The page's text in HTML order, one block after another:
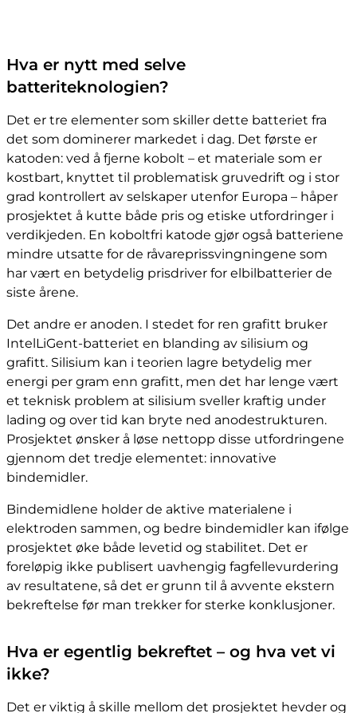
Hva er nytt med selve
batteriteknologien?
Det er tre elementer som skiller dette batteriet fra
det som dominerer markedet i dag. Det første er
katoden: ved å fjerne kobolt – et materiale som er
kostbart, knyttet til problematisk gruvedrift og i stor
grad kontrollert av selskaper utenfor Europa – håper
prosjektet å kutte både pris og etiske utfordringer i
verdikjeden. En koboltfri katode gjør også batteriene
mindre utsatte for de råvareprissvingningene som
har vært en betydelig prisdriver for elbilbatterier de
siste årene.
Det andre er anoden. I stedet for ren grafitt bruker
IntelLiGent-batteriet en blanding av silisium og
grafitt. Silisium kan i teorien lagre betydelig mer
energi per gram enn grafitt, men det har lenge vært
et teknisk problem at silisium sveller kraftig under
lading og over tid kan bryte ned anodestrukturen.
Prosjektet ønsker å løse nettopp disse utfordringene
gjennom det tredje elementet: innovative
bindemidler.
Bindemidlene holder de aktive materialene i
elektroden sammen, og bedre bindemidler kan ifølge
prosjektet øke både levetid og stabilitet. Det er
foreløpig ikke publisert uavhengig fagfellevurdering
av resultatene, så det er grunn til å avvente ekstern
bekreftelse før man trekker for sterke konklusjoner.
Hva er egentlig bekreftet – og hva vet vi
ikke?
Det er viktig å skille mellom det prosjektet hevder og